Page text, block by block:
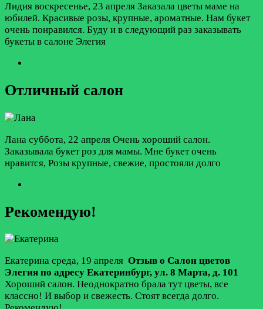
Лидия воскресенье, 23 апреля Заказала цветы маме на
юбилей. Красивые розы, крупные, ароматные. Нам букет
очень понравился. Буду и в следующий раз заказывать
букеты в салоне Элегия
Отличный салон
Лана суббота, 22 апреля Очень хороший салон.
Заказывала букет роз для мамы. Мне букет очень
нравится, Розы крупные, свежие, простояли долго
Рекомендую!
Екатерина среда, 19 апреля Отзыв о Салон цветов
Элегия по адресу Екатеринбург, ул. 8 Марта, д. 101
Хороший салон. Неоднократно брала тут цветы, все
классно! И выбор и свежесть. Стоят всегда долго.